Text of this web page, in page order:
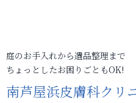
庭のお手入れから遺品整理まで
ちょっとしたお困りごともOK!
南芦屋浜皮膚科クリ